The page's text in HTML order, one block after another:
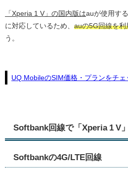
「Xperia 1 V」の国内版はauが使用す
に対応しているため、 auの5G回線を
う。
UQ MobileのSIM価格・プランをチェ
Softbank回線で「Xperia 1 V
Softbankの4G/LTE回線